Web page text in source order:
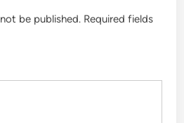
be published. Required fields